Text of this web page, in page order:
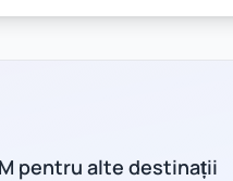
pentru alte destinații